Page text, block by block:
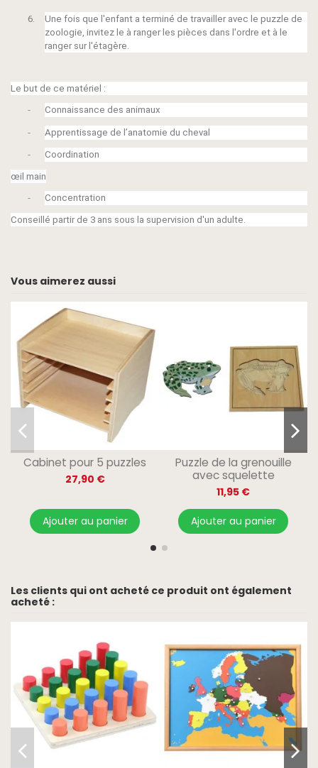
6.
Une fois que l'enfant a terminé de travailler avec le puzzle de
zoologie, invitez le à ranger les pièces dans l'ordre et à le
ranger sur l'étagère.
Le but de ce matériel :
- Connaissance des animaux
- Apprentissage de l’anatomie du cheval
- Coordination
œil main
- Concentration
Conseillé partir de 3 ans sous la supervision d'un adulte.
Vous aimerez aussi
Cabinet pour 5 puzzles
27,90 €
Ajouter au panier
Puzzle de la grenouille
avec squelette
11,95 €
Ajouter au panier
Les clients qui ont acheté ce produit ont également
acheté :